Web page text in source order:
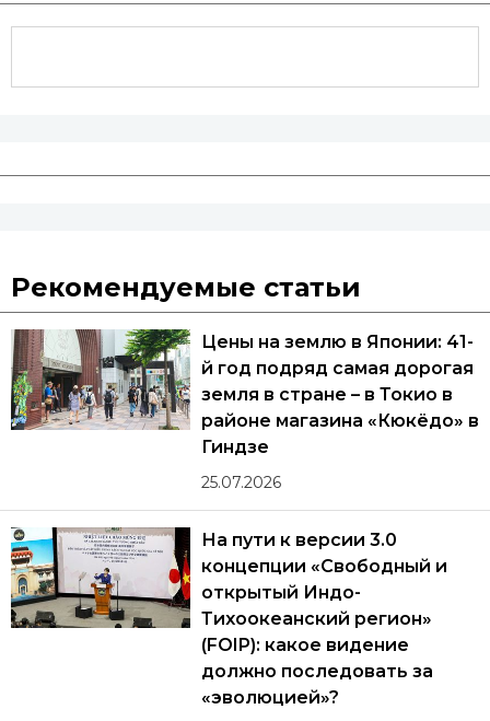
Рекомендуемые статьи
Цены на землю в Японии: 41-
й год подряд самая дорогая
земля в стране – в Токио в
районе магазина «Кюкёдо» в
Гиндзе
25.07.2026
На пути к версии 3.0
концепции «Свободный и
открытый Индо-
Тихоокеанский регион»
(FOIP): какое видение
должно последовать за
«эволюцией»?